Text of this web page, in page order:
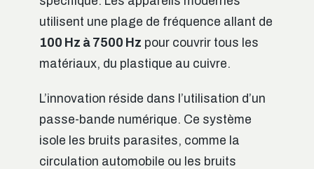
utilisent une plage de fréquence allant de
100 Hz à 7500 Hz pour couvrir tous les
matériaux, du plastique au cuivre.
L’innovation réside dans l’utilisation d’un
passe-bande numérique. Ce système
isole les bruits parasites, comme la
circulation automobile ou les bruits